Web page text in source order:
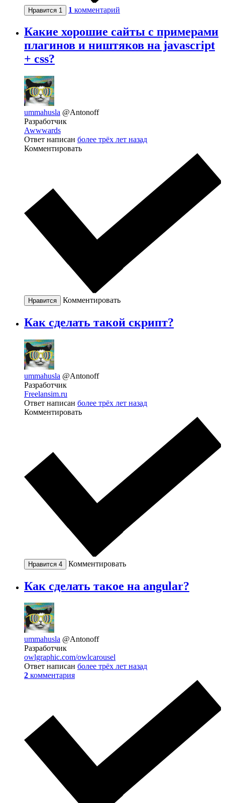
Нравится 1 1 комментарий
Какие хорошие сайты с примерами
плагинов и ништяков на javascript
+ css?
ummahusla @Antonoff
Разработчик
Awwwards
Ответ написан более трёх лет назад
Комментировать
Нравится Комментировать
Как сделать такой скрипт?
ummahusla @Antonoff
Разработчик
Freelansim.ru
Ответ написан более трёх лет назад
Комментировать
Нравится 4 Комментировать
Как сделать такое на angular?
ummahusla @Antonoff
Разработчик
owlgraphic.com/owlcarousel
Ответ написан более трёх лет назад
2 комментария